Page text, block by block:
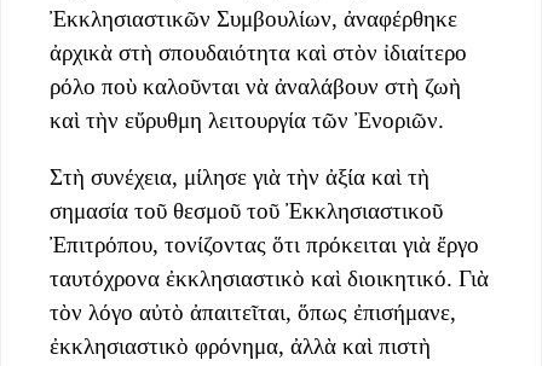
Ἐκκλησιαστικῶν Συμβουλίων, ἀναφέρθηκε
ἀρχικὰ στὴ σπουδαιότητα καὶ στὸν ἰδιαίτερο
ρόλο ποὺ καλοῦνται νὰ ἀναλάβουν στὴ ζωὴ
καὶ τὴν εὔρυθμη λειτουργία τῶν Ἐνοριῶν.
Στὴ συνέχεια, μίλησε γιὰ τὴν ἀξία καὶ τὴ
σημασία τοῦ θεσμοῦ τοῦ Ἐκκλησιαστικοῦ
Ἐπιτρόπου, τονίζοντας ὅτι πρόκειται γιὰ ἔργο
ταυτόχρονα ἐκκλησιαστικὸ καὶ διοικητικό. Γιὰ
τὸν λόγο αὐτὸ ἀπαιτεῖται, ὅπως ἐπισήμανε,
ἐκκλησιαστικὸ φρόνημα, ἀλλὰ καὶ πιστὴ